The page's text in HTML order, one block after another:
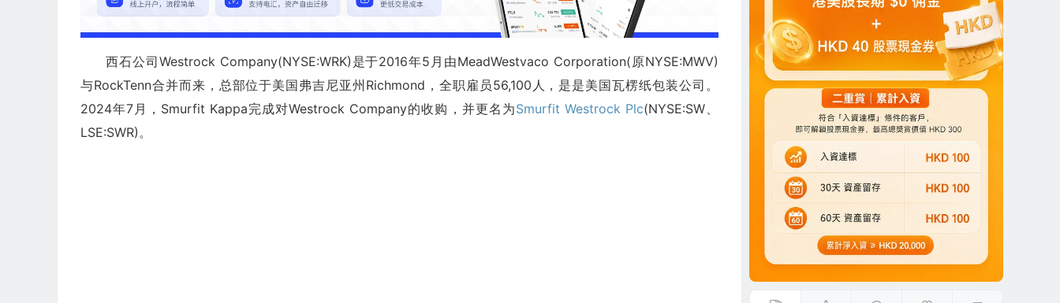
西石公司Westrock Company(NYSE:WRK)是于2016年5月由MeadWestvaco Corporation(原NYSE:MWV)
与RockTenn合并而来，总部位于美国弗吉尼亚州Richmond，全职雇员56,100人，是是美国瓦楞纸包装公司。
2024年7月，Smurfit Kappa完成对Westrock Company的收购，并更名为Smurfit Westrock Plc(NYSE:SW、
LSE:SWR)。